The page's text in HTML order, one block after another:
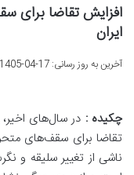
افزایش تقاضا برای
ایران
آخرین به روز رسانی: 17-04-1405
چکیده : در سال‌های
تقاضا برای سقف‌های
ناشی از تغییر سلیقه و